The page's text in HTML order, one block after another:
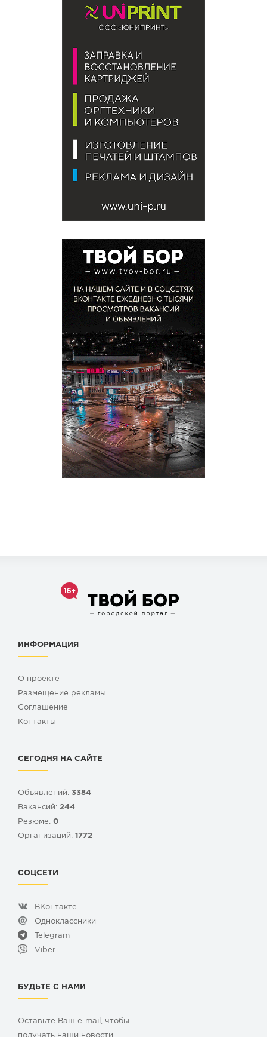
ИНФОРМАЦИЯ
О проекте
Размещение рекламы
Cоглашение
Контакты
СЕГОДНЯ НА САЙТЕ
Объявлений: 3384
Вакансий: 244
Резюме: 0
Организаций: 1772
СОЦСЕТИ
ВКонтакте
Одноклассники
Telegram
Viber
БУДЬТЕ С НАМИ
Оставьте Ваш e-mail, чтобы
получать наши новости